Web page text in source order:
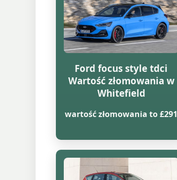
Ford focus style tdci
Wartość złomowania w
Whitefield
wartość złomowania to £291